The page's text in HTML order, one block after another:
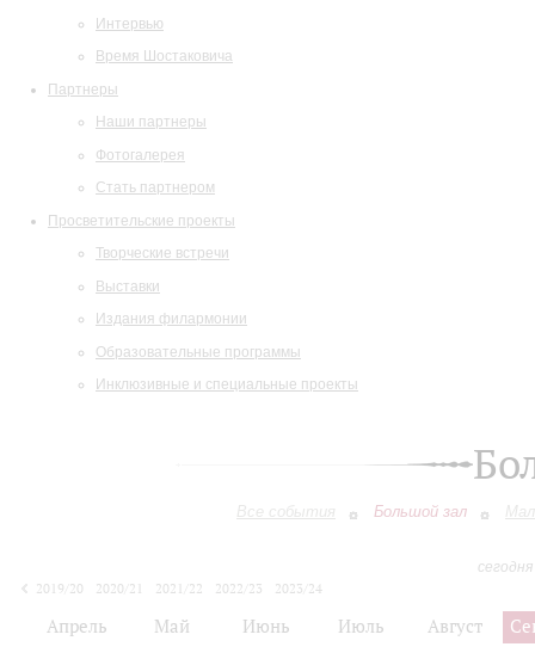
Интервью
Время Шостаковича
Партнеры
Наши партнеры
Фотогалерея
Стать партнером
Просветительские проекты
Творческие встречи
Выставки
Издания филармонии
Образовательные программы
Инклюзивные и специальные проекты
Все события Большой зал
2019/20
2020/21 2021/22 2022/23
2023/24
Апрель Май Июнь Июль Август